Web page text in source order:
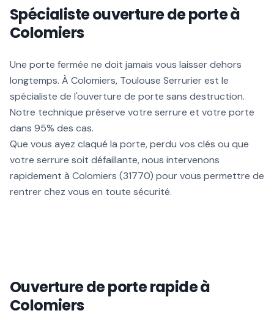
Spécialiste ouverture de porte à
Colomiers
Une porte fermée ne doit jamais vous laisser dehors
longtemps. À Colomiers, Toulouse Serrurier est le
spécialiste de l'ouverture de porte sans destruction.
Notre technique préserve votre serrure et votre porte
dans 95% des cas.
Que vous ayez claqué la porte, perdu vos clés ou que
votre serrure soit défaillante, nous intervenons
rapidement à Colomiers (31770) pour vous permettre de
rentrer chez vous en toute sécurité.
Ouverture de porte rapide à
Colomiers